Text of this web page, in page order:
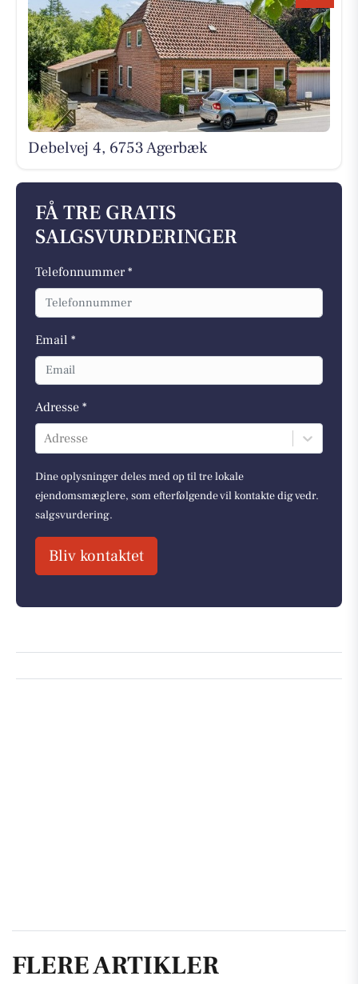
Debelvej 4, 6753 Agerbæk
FÅ TRE GRATIS
SALGSVURDERINGER
Telefonnummer *
Email *
Adresse *
Adresse
Dine oplysninger deles med op til tre lokale
ejendomsmæglere, som efterfølgende vil kontakte dig vedr.
salgsvurdering.
Bliv kontaktet
FLERE ARTIKLER